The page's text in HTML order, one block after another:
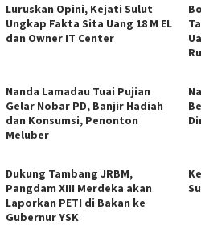
Luruskan Opini, Kejati Sulut
Ungkap Fakta Sita Uang 18 M EL
dan Owner IT Center
Nanda Lamadau Tuai Pujian
Gelar Nobar PD, Banjir Hadiah
dan Konsumsi, Penonton
Meluber
Dukung Tambang JRBM,
Pangdam XIII Merdeka akan
Laporkan PETI di Bakan ke
Gubernur YSK